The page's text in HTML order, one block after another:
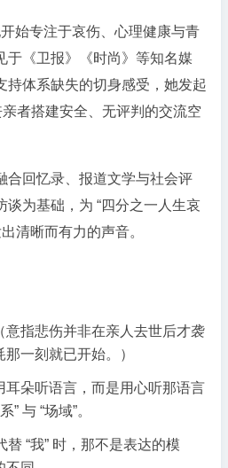
始专注于哀伤、心理健康与青
于《卫报》《时尚》等知名媒
持体系缺失的切身感受，她发起
亲者搭建安全、无评判的交流空
合回忆录、报道文学与社会评
为基础，为 “四分之一人生哀
清晰而有力的声音。
意指悲伤并非在亲人去世后才袭
一刻就已开始。）
耳朵听语言，而是用心听那语言
” 与 “场域”。
替 “我” 时，那不是表达的模